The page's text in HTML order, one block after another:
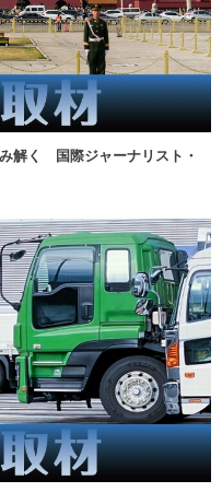
解く 国際ジャーナリスト・